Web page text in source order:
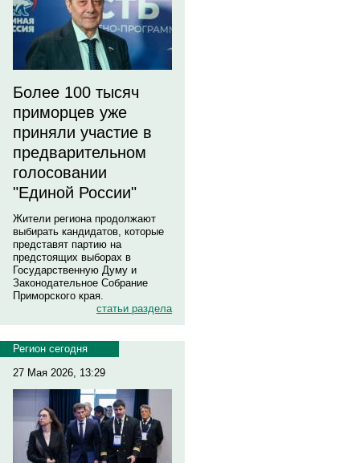
Более 100 тысяч
приморцев уже
приняли участие в
предварительном
голосовании
"Единой России"
Жители региона продолжают
выбирать кандидатов, которые
представят партию на
предстоящих выборах в
Государственную Думу и
Законодательное Собрание
Приморского края.
статьи раздела
Регион сегодня
27 Мая 2026, 13:29